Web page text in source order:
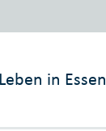
Leben in Essen